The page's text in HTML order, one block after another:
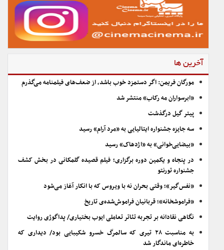
آخرین ها
مورگان فریمن: اگر دستمزد خوب باشد، از ضعف‌های فیلمنامه می‌گذرم
«ابرسواران مه رکاب» منتشر شد
پیتر گیل درگذشت
سه جایزه جشنواره ایتالیایی به «مرد آرام» رسید
«بیضایی‌خوانی» به «اژدهاک» رسید
در پنجاه و یکمین دوره برگزاری؛ فیلم قصیده گلمکانی در بخش کشف
جشنواره تورنتو
«نفس‌گیر»؛ وقتی بحران نه با ویروس که با انکار آغاز می‌شود
«فراموشخانه»؛ قربانیان فراموش‌شده‌ی تاریخ
نگاهی نقادانه بر تجربه تئاتر تعاملی ایوب بختیاری/ پداگوژی روایت
به مناسبت ۲۸ تیری که سالمرگ خسرو شکیبایی بود/ دیداری که
خاطره‌ای ماندگار شد